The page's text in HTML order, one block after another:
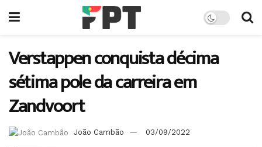
Verstappen conquista décima
sétima pole da carreira em
Zandvoort
João Cambão 03/09/2022